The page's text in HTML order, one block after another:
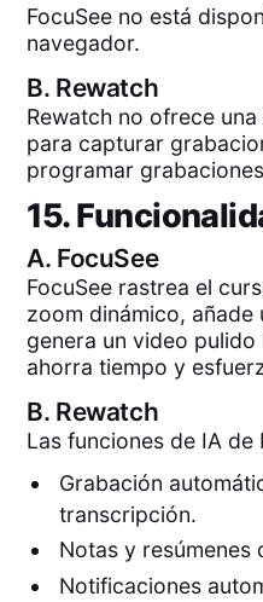
FocuSee no está
navegador.
B. Rewatch
Rewatch no ofrece
para capturar
programar
15.
A. FocuSee
FocuSee rastrea el
zoom dinámico,
genera un video
ahorra tiempo y
B. Rewatch
Las funciones de IA de
Grabación
transcripción.
Notas y resúmenes
Notificaciones